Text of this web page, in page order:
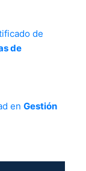
de
de
en Gestión